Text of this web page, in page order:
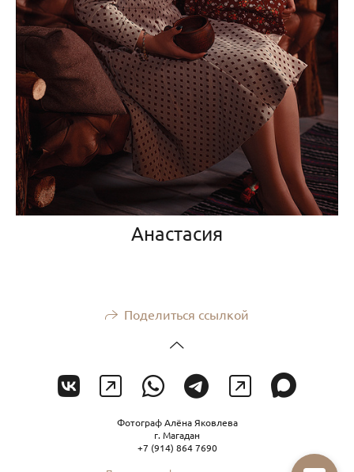
Анастасия
Поделиться ссылкой
Фотограф Алёна Яковлева
г. Магадан
+7 (914) 864 7690